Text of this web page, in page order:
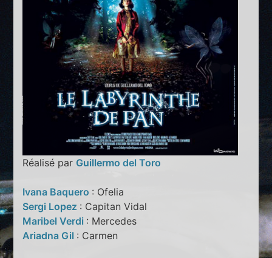
Réalisé par Guillermo del Toro
Ivana Baquero : Ofelia
Sergi Lopez : Capitan Vidal
Maribel Verdi : Mercedes
Ariadna Gil : Carmen